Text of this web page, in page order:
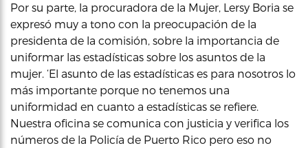
Por su parte, la procuradora de la Mujer, Lersy Boria se
expresó muy a tono con la preocupación de la
presidenta de la comisión, sobre la importancia de
uniformar las estadísticas sobre los asuntos de la
mujer. ‘El asunto de las estadísticas es para nosotros lo
más importante porque no tenemos una
uniformidad en cuanto a estadísticas se refiere.
Nuestra oficina se comunica con justicia y verifica los
números de la Policía de Puerto Rico pero eso no